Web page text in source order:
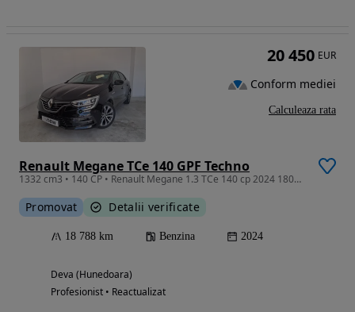
Renault Megane TCe 140 GPF Techno
1332 cm3 • 140 CP • Renault Megane 1.3 TCe 140 cp 2024 18000 km ca nou
Promovat Detalii verificate
18 788 km Benzina 2024
Deva (Hunedoara)
Profesionist • Reactualizat
20 450 EUR
Conform mediei
Calculeaza rata